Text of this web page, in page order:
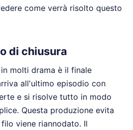
come verrà risolto questo
di chiusura
molti drama è il finale
all'ultimo episodio con
e si risolve tutto in modo
Questa produzione evita
viene riannodato. Il